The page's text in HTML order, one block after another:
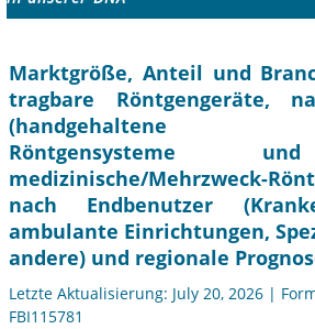
Marktgröße, Anteil und
tragbare Röntgengeräte,
(handgehaltene
Röntgensysteme
medizinische/Mehrzweck-
nach Endbenutzer
ambulante Einrichtungen,
andere) und regionale
Letzte Aktualisierung: July 20, 2026 |
FBI115781